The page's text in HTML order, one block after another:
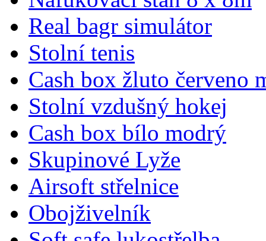
Real bagr simulátor
Stolní tenis
Cash box žluto červeno
Stolní vzdušný hokej
Cash box bílo modrý
Skupinové Lyže
Airsoft střelnice
Obojživelník